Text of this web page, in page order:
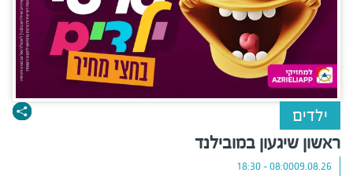
ילדים
ראשון שיגעון במובילנד
09.08.26
08:00 - 18:30